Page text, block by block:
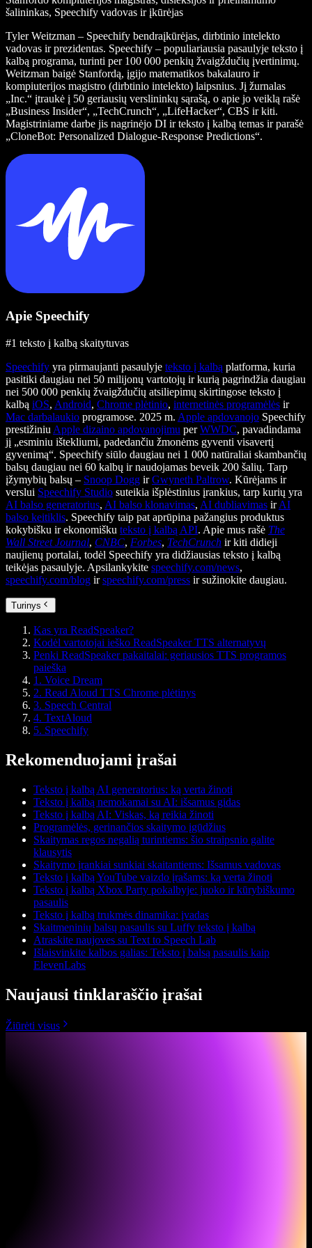
šalininkas, Speechify vadovas ir įkūrėjas
Tyler Weitzman – Speechify bendraįkūrėjas, dirbtinio intelekto
vadovas ir prezidentas. Speechify – populiariausia pasaulyje teksto į
kalbą programa, turinti per 100 000 penkių žvaigždučių įvertinimų.
Weitzman baigė Stanfordą, įgijo matematikos bakalauro ir
kompiuterijos magistro (dirbtinio intelekto) laipsnius. Jį žurnalas
„Inc.“ įtraukė į 50 geriausių verslininkų sąrašą, o apie jo veiklą rašė
„Business Insider“, „TechCrunch“, „LifeHacker“, CBS ir kiti.
Magistriniame darbe jis nagrinėjo DI ir teksto į kalbą temas ir parašė
„CloneBot: Personalized Dialogue-Response Predictions“.
Apie Speechify
#1 teksto į kalbą skaitytuvas
Speechify yra pirmaujanti pasaulyje teksto į kalbą platforma, kuria
pasitiki daugiau nei 50 milijonų vartotojų ir kurią pagrindžia daugiau
nei 500 000 penkių žvaigždučių atsiliepimų skirtingose teksto į
kalbą iOS, Android, Chrome plėtinio, internetinės programėlės ir
Mac darbalaukio programose. 2025 m. Apple apdovanojo Speechify
prestižiniu Apple dizaino apdovanojimu perWWDC, pavadindama
jį „esminiu ištekliumi, padedančiu žmonėms gyventi visavertį
gyvenimą“. Speechify siūlo daugiau nei 1 000 natūraliai skambančių
balsų daugiau nei 60 kalbų ir naudojamas beveik 200 šalių. Tarp
įžymybių balsų – Snoop Dogg irGwyneth Paltrow. Kūrėjams ir
verslui Speechify Studio suteikia išplėstinius įrankius, tarp kurių yra
AI balso generatorius, AI balso klonavimas, AI dubliavimas irAI
balso keitiklis. Speechify taip pat aprūpina pažangius produktus
kokybišku ir ekonomišku teksto į kalbą API. Apie mus rašė The
Wall Street Journal, CNBC, Forbes, TechCrunch ir kiti didieji
naujienų portalai, todėl Speechify yra didžiausias teksto į kalbą
teikėjas pasaulyje. Apsilankykite speechify.com/news,
speechify.com/blog irspeechify.com/press ir sužinokite daugiau.
Turinys
Kas yra ReadSpeaker?
Kodėl vartotojai ieško ReadSpeaker TTS alternatyvų
Penki ReadSpeaker pakaitalai: geriausios TTS programos
paieška
1. Voice Dream
2. Read Aloud TTS Chrome plėtinys
3. Speech Central
4. TextAloud
5. Speechify
Rekomenduojami įrašai
Teksto į kalbą AI generatorius: ką verta žinoti
Teksto į kalbą nemokamai su AI: išsamus gidas
Teksto į kalbą AI: Viskas, ką reikia žinoti
Programėlės, gerinančios skaitymo įgūdžius
Skaitymas regos negalią turintiems: šio straipsnio galite
klausytis
Skaitymo įrankiai sunkiai skaitantiems: Išsamus vadovas
Teksto į kalbą YouTube vaizdo įrašams: ką verta žinoti
Teksto į kalbą Xbox Party pokalbyje: juoko ir kūrybiškumo
pasaulis
Teksto į kalbą trukmės dinamika: įvadas
Skaitmeninių balsų pasaulis su Luffy teksto į kalbą
Atraskite naujoves su Text to Speech Lab
Išlaisvinkite kalbos galias: Teksto į balsą pasaulis kaip
ElevenLabs
Naujausi tinklaraščio įrašai
Žiūrėti visus